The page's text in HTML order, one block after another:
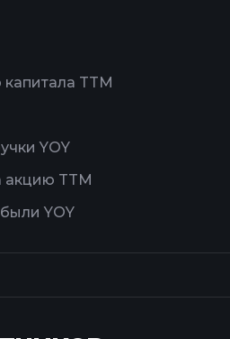
TTM
YOY
акцию TTM
YOY